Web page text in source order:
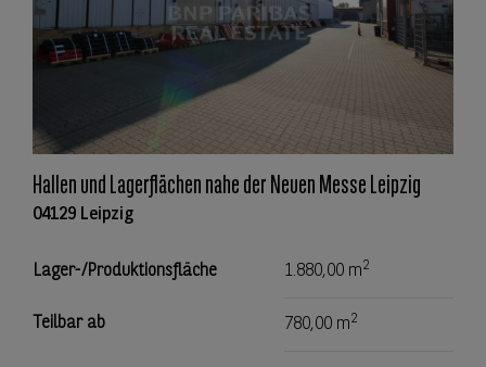
Hallen und Lagerflächen nahe der Neuen Messe Leipzig
04129 Leipzig
Lager-/Produktionsfläche 1.880,00 m2
Teilbar ab 780,00 m2